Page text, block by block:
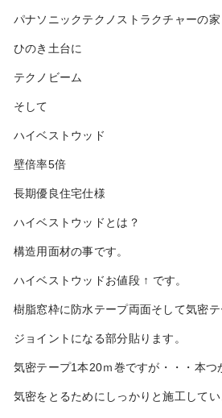
パナソニックテクノストラクチャーの家
ひのき土台に
テクノビーム
そして
ハイベストウッド
壁倍率5倍
長期優良住宅仕様
ハイベストウッドとは？
構造用面材の事です。
ハイベストウッドお値段 ↑ です。
樹脂窓枠に防水テープ両面そして気密テ
ジョイントになる部分貼ります。
気密テープ1本20ｍ巻ですが・・・本つ
気密をとるためにしっかりと施工してい